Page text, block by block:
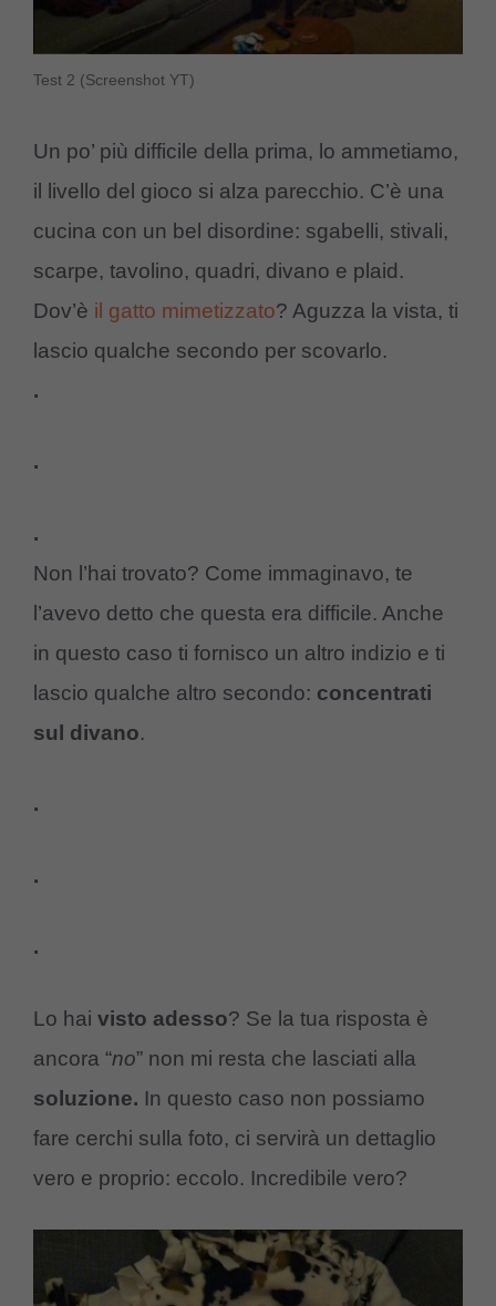
Test 2 (Screenshot YT)
Un po’ più difficile della prima, lo ammetiamo,
il livello del gioco si alza parecchio. C’è una
cucina con un bel disordine: sgabelli, stivali,
scarpe, tavolino, quadri, divano e plaid.
Dov’è il gatto mimetizzato? Aguzza la vista, ti
lascio qualche secondo per scovarlo.
.
.
.
Non l’hai trovato? Come immaginavo, te
l’avevo detto che questa era difficile. Anche
in questo caso ti fornisco un altro indizio e ti
lascio qualche altro secondo: concentrati
sul divano.
.
.
.
Lo hai visto adesso? Se la tua risposta è
ancora “no” non mi resta che lasciati alla
soluzione. In questo caso non possiamo
fare cerchi sulla foto, ci servirà un dettaglio
vero e proprio: eccolo. Incredibile vero?